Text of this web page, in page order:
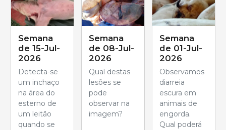
Semana
de 15-Jul-
2026
Detecta-se
um inchaço
na área do
esterno de
um leitão
quando se
Semana
de 08-Jul-
2026
Qual destas
lesões se
pode
observar na
imagem?
Semana
de 01-Jul-
2026
Observamos
diarreia
escura em
animais de
engorda.
Qual poderá